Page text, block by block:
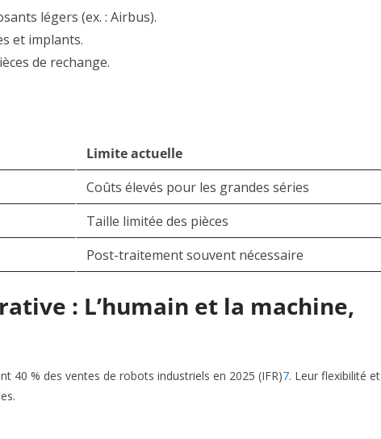
légers (ex. : Airbus).
et implants.
de rechange.
Limite actuelle
Coûts élevés pour les grandes séries
Taille limitée des pièces
Post-traitement souvent nécessaire
: L’humain et la machine,
40 % des ventes de robots industriels en 2025 (IFR)7. Leur flexibilité et